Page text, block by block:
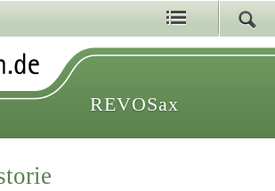
REVOSax